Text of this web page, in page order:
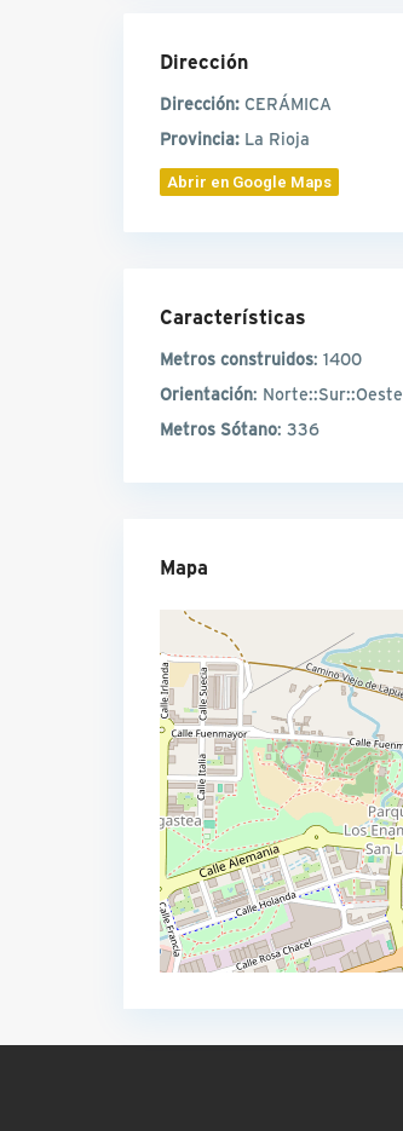
Dirección
Dirección: CERÁMICA
Provincia: La Rioja
Abrir en Google Maps
Características
Metros construidos: 1400
Orientación: Norte::Sur::Oeste
Metros Sótano: 336
Mapa